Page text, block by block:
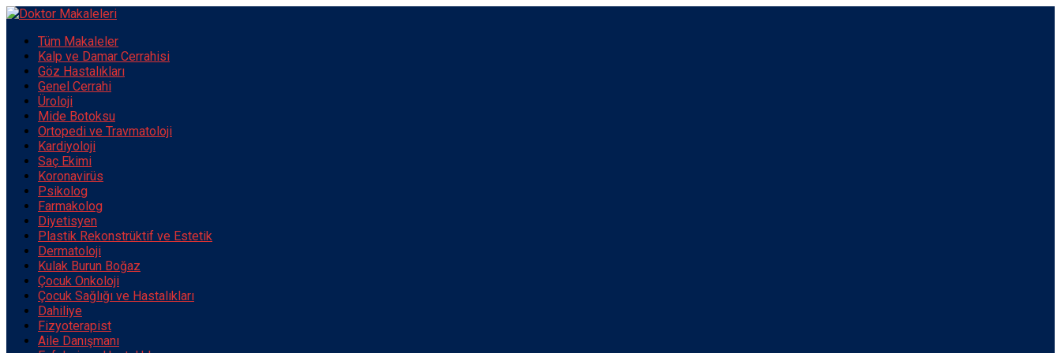
Tüm Makaleler
Kalp ve Damar Cerrahisi
Göz Hastalıkları
Genel Cerrahi
Üroloji
Mide Botoksu
Ortopedi ve Travmatoloji
Kardiyoloji
Saç Ekimi
Koronavirüs
Psikolog
Farmakolog
Diyetisyen
Plastik Rekonstrüktif ve Estetik
Dermatoloji
Kulak Burun Boğaz
Çocuk Onkoloji
Çocuk Sağlığı ve Hastalıkları
Dahiliye
Fizyoterapist
Aile Danışmanı